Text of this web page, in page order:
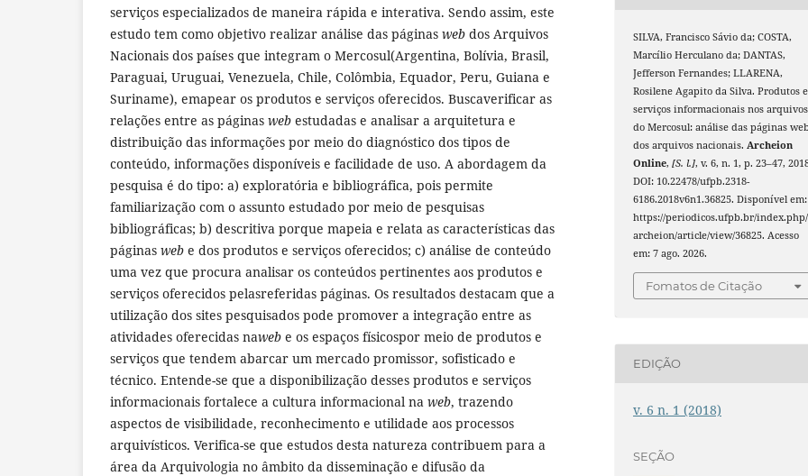
serviços especializados de maneira rápida e interativa. Sendo assim, este
estudo tem como objetivo realizar análise das páginas web dos Arquivos
Nacionais dos países que integram o Mercosul(Argentina, Bolívia, Brasil,
Paraguai, Uruguai, Venezuela, Chile, Colômbia, Equador, Peru, Guiana e
Suriname), emapear os produtos e serviços oferecidos. Buscaverificar as
relações entre as páginas web estudadas e analisar a arquitetura e
distribuição das informações por meio do diagnóstico dos tipos de
conteúdo, informações disponíveis e facilidade de uso. A abordagem da
pesquisa é do tipo: a) exploratória e bibliográfica, pois permite
familiarização com o assunto estudado por meio de pesquisas
bibliográficas; b) descritiva porque mapeia e relata as características das
páginas web e dos produtos e serviços oferecidos; c) análise de conteúdo
uma vez que procura analisar os conteúdos pertinentes aos produtos e
serviços oferecidos pelasreferidas páginas. Os resultados destacam que a
utilização dos sites pesquisados pode promover a integração entre as
atividades oferecidas naweb e os espaços físicospor meio de produtos e
serviços que tendem abarcar um mercado promissor, sofisticado e
técnico. Entende-se que a disponibilização desses produtos e serviços
informacionais fortalece a cultura informacional na web, trazendo
aspectos de visibilidade, reconhecimento e utilidade aos processos
arquivísticos. Verifica-se que estudos desta natureza contribuem para a
área da Arquivologia no âmbito da disseminação e difusão da
SILVA, Francisco Sávio da; COSTA,
Marcílio Herculano da; DANTAS,
Jefferson Fernandes; LLARENA,
Rosilene Agapito da Silva. Produtos e
serviços informacionais nos arquivos
do Mercosul: análise das páginas
dos arquivos nacionais.Archeion
Online,[S. l.], v. 6, n. 1, p. 23–47,
DOI: 10.22478/ufpb.2318-
6186.2018v6n1.36825. Disponível em:
https://periodicos.ufpb.br/index.php/
archeion/article/view/36825. Acesso
em: 7 ago. 2026.
Fomatos de Citação
EDIÇÃO
v. 6 n. 1 (2018)
SEÇÃO